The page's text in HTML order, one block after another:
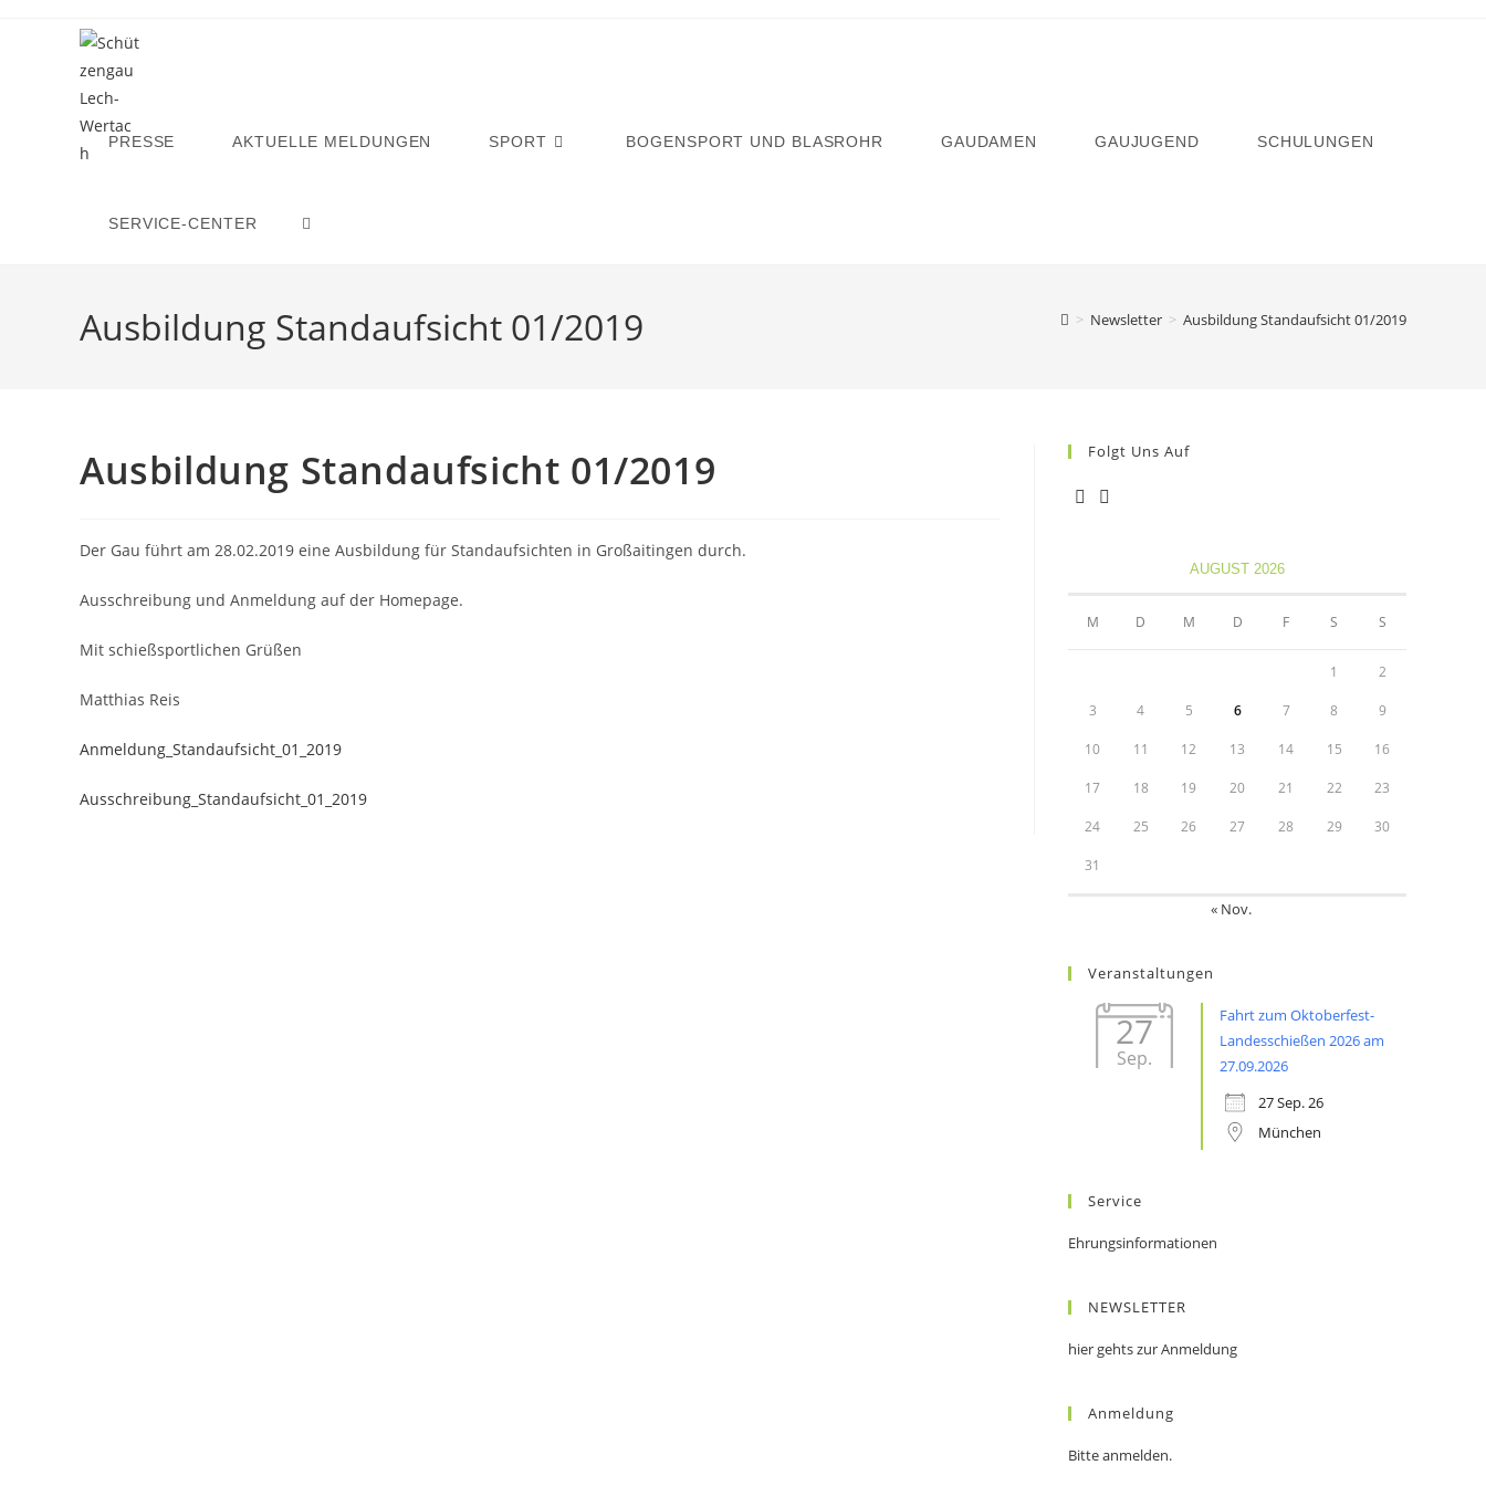
PRESSE AKTUELLE MELDUNGEN SPORT BOGENSPORT UND BLASROHR GAUDAMEN GAUJUGEND SCHULUNGEN
SERVICE-CENTER WEBSITE-
Ausbildung Standaufsicht 01/2019 > Newsletter > Ausbildung Standaufsicht 01/2019
Ausbildung Standaufsicht 01/2019
Der Gau führt am 28.02.2019 eine Ausbildung für Standaufsichten in Großaitingen durch.
Ausschreibung und Anmeldung auf der Homepage.
Mit schießsportlichen Grüßen
Matthias Reis
Anmeldung_Standaufsicht_01_2019
Ausschreibung_Standaufsicht_01_2019
Folgt Uns Auf
AUGUST 2026
M D M D F S S
1 2
3 4 5 6 7 8 9
10 11 12 13 14 15 16
17 18 19 20 21 22 23
24 25 26 27 28 29 30
31
« Nov.
Veranstaltungen
27
Sep.
Fahrt zum Oktoberfest-
Landesschießen 2026 am
27.09.2026
27 Sep. 26
München
Service
Ehrungsinformationen
NEWSLETTER
hier gehts zur Anmeldung
Anmeldung
Bitte anmelden.